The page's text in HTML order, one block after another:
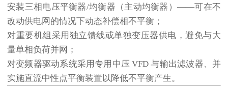
安装三相电压平衡器/均衡器 （主动均衡器）——可在不
改动供电网的情况下动态补偿相不平衡；
对重要机组采用独立馈线或单独变压器供电，避免与大
量单相负荷并网；
对变频器驱动系统采用专用中压 VFD 与输出滤波器、并
实施直流中性点平衡装置以降低不平衡产生。